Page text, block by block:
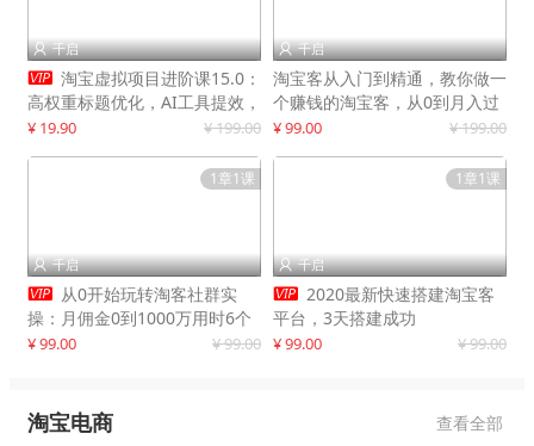
 千启
 淘宝虚拟项目进阶课15.0：
高权重标题优化，AI工具提效，
自动盈利模式搭建
¥ 19.90 ¥ 199.00
 千启
淘宝客从入门到精通，教你做一
个赚钱的淘宝客，从0到月入过
万
¥ 99.00 ¥ 199.00
1章1课
 千启
 从0开始玩转淘客社群实
操：月佣金0到1000万用时6个
月
¥ 99.00 ¥ 99.00
1章1课
 千启
 2020最新快速搭建淘宝客
平台，3天搭建成功
¥ 99.00 ¥ 99.00
淘宝电商 查看全部